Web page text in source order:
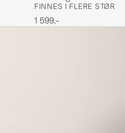
FINNES I FLERE
1 599,-